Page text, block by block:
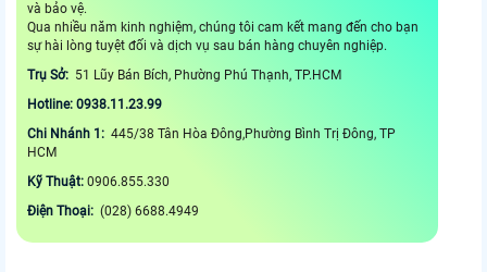
và bảo vệ.
Qua nhiều năm kinh nghiệm, chúng tôi cam kết mang đến cho bạn
sự hài lòng tuyệt đối và dịch vụ sau bán hàng chuyên nghiệp.
Trụ Sở: 51 Lũy Bán Bích, Phường Phú Thạnh, TP.HCM
Hotline: 0938.11.23.99
Chi Nhánh 1: 445/38 Tân Hòa Đông,Phường Bình Trị Đông, TP
HCM
Kỹ Thuật: 0906.855.330
Điện Thoại: (028) 6688.4949